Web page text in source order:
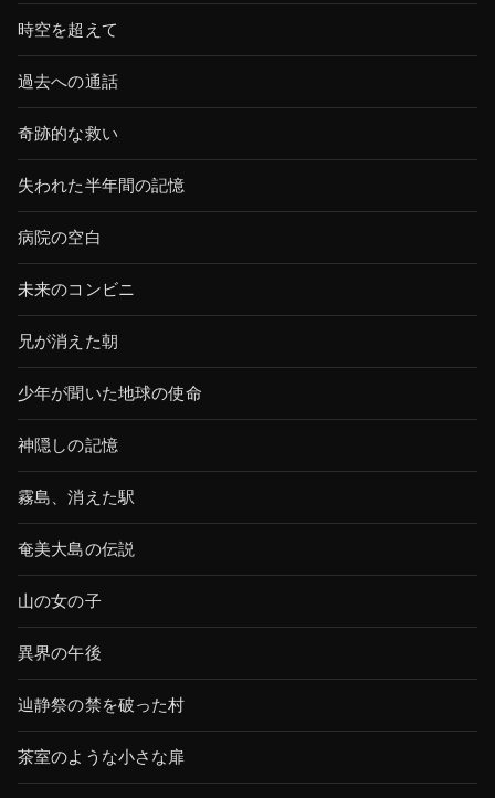
時空を超えて
過去への通話
奇跡的な救い
失われた半年間の記憶
病院の空白
未来のコンビニ
兄が消えた朝
少年が聞いた地球の使命
神隠しの記憶
霧島、消えた駅
奄美大島の伝説
山の女の子
異界の午後
辿静祭の禁を破った村
茶室のような小さな扉